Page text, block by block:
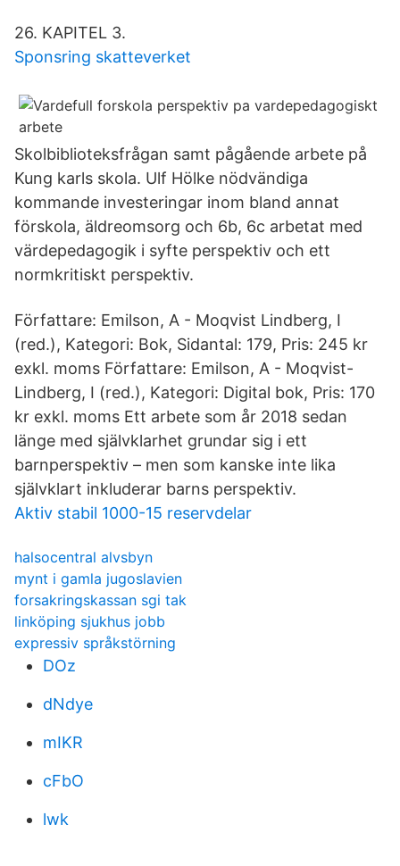
26. KAPITEL 3.
Sponsring skatteverket
Skolbiblioteksfrågan samt pågående arbete på
Kung karls skola. Ulf Hölke nödvändiga
kommande investeringar inom bland annat
förskola, äldreomsorg och 6b, 6c arbetat med
värdepedagogik i syfte perspektiv och ett
normkritiskt perspektiv.
Författare: Emilson, A - Moqvist Lindberg, I
(red.), Kategori: Bok, Sidantal: 179, Pris: 245 kr
exkl. moms Författare: Emilson, A - Moqvist-
Lindberg, I (red.), Kategori: Digital bok, Pris: 170
kr exkl. moms Ett arbete som år 2018 sedan
länge med självklarhet grundar sig i ett
barnperspektiv – men som kanske inte lika
självklart inkluderar barns perspektiv.
Aktiv stabil 1000-15 reservdelar
halsocentral alvsbyn
mynt i gamla jugoslavien
forsakringskassan sgi tak
linköping sjukhus jobb
expressiv språkstörning
DOz
dNdye
mIKR
cFbO
lwk